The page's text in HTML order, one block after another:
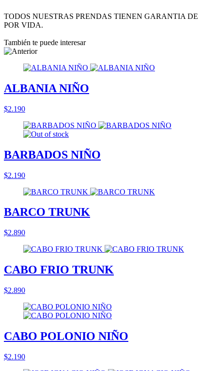
TODOS NUESTRAS PRENDAS TIENEN GARANTIA DE
POR VIDA.
También te puede interesar
ALBANIA NIÑO
$2.190
BARBADOS NIÑO
$2.190
BARCO TRUNK
$2.890
CABO FRIO TRUNK
$2.890
CABO POLONIO NIÑO
$2.190